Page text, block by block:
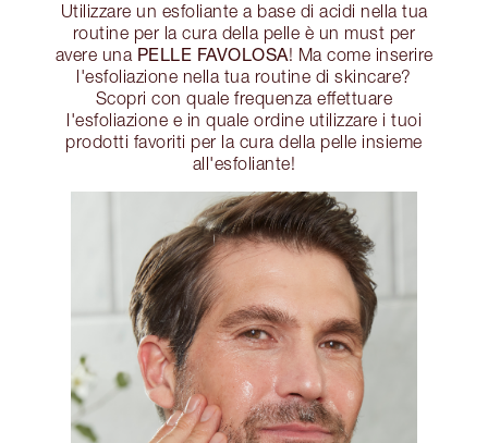
Utilizzare un esfoliante a base di acidi nella tua
routine per la cura della pelle è un must per
avere una PELLE FAVOLOSA! Ma come inserire
l'esfoliazione nella tua routine di skincare?
Scopri con quale frequenza effettuare
l'esfoliazione e in quale ordine utilizzare i tuoi
prodotti favoriti per la cura della pelle insieme
all'esfoliante!